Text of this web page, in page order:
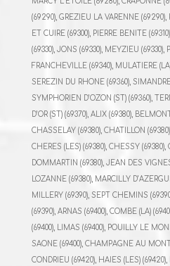
(69290), GREZIEU LA VARENNE
ET CUIRE (69300), PIERRE BENITE
(69330), JONS (69330), MEYZIEU (69330),
FRANCHEVILLE (69340), MULATIERE
SEREZIN DU RHONE (69360),
SYMPHORIEN D’OZON (ST) (69360),
D’OR (ST) (69370), ALIX (69380),
CHASSELAY (69380), CHATILLON
CHERES (LES) (69380), CHESSY (69380),
DOMMARTIN (69380), JEAN DES
LOZANNE (69380), MARCILLY
MILLERY (69390), SEPT CHEMINS
(69390), ARNAS (69400), COMBE (LA)
(69400), LIMAS (69400), POUILLY LE
SAONE (69400), CHAMPAGNE AU MONT
CONDRIEU (69420), HAIES (LES)